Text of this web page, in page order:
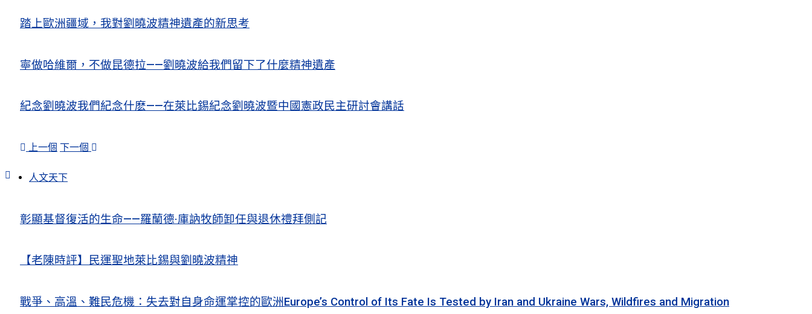
踏上歐洲疆域，我對劉曉波精神遺產的新思考
寧做哈維爾，不做昆德拉——劉曉波給我們留下了什麼精神遺產
紀念劉曉波我們紀念什麽——在萊比錫紀念劉曉波暨中國憲政民主研討會講話
上一個 下一個
人文天下
彰顯基督復活的生命——羅蘭德·庫訥牧師卸任與退休禮拜側記
【老陳時評】民運聖地萊比錫與劉曉波精神
戰爭、高溫、難民危機：失去對自身命運掌控的歐洲Europe’s Control of Its Fate Is Tested by Iran and Ukraine Wars, Wildfires and Migration